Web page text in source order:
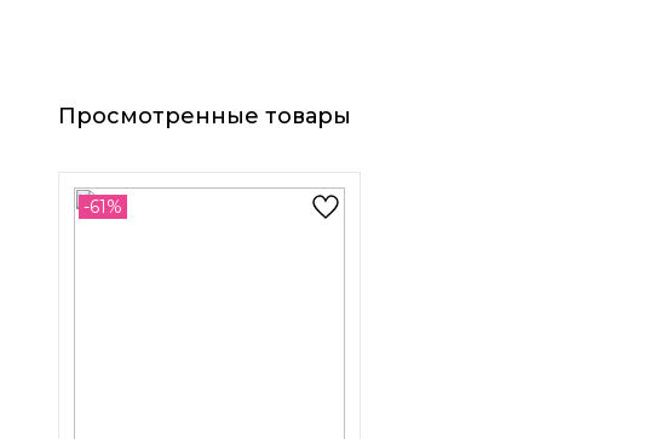
Просмотренные товары
-61%